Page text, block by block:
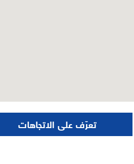
تعرّف على الاتجاهات